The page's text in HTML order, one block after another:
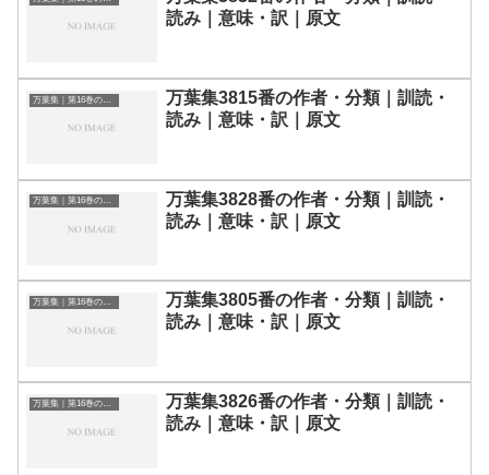
読み｜意味・訳｜原文
万葉集｜第16巻の和歌一覧
万葉集3815番の作者・分類｜訓読・
読み｜意味・訳｜原文
万葉集｜第16巻の和歌一覧
万葉集3828番の作者・分類｜訓読・
読み｜意味・訳｜原文
万葉集｜第16巻の和歌一覧
万葉集3805番の作者・分類｜訓読・
読み｜意味・訳｜原文
万葉集｜第16巻の和歌一覧
万葉集3826番の作者・分類｜訓読・
読み｜意味・訳｜原文